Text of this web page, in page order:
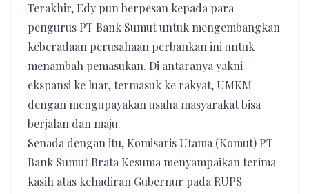
Terakhir, Edy pun berpesan kepada para
pengurus PT Bank Sumut untuk mengembangkan
keberadaan perusahaan perbankan ini untuk
menambah pemasukan. Di antaranya yakni
ekspansi ke luar, termasuk ke rakyat, UMKM
dengan mengupayakan usaha masyarakat bisa
berjalan dan maju.
Senada dengan itu, Komisaris Utama (Komut) PT
Bank Sumut Brata Kesuma menyampaikan terima
kasih atas kehadiran Gubernur pada RUPS